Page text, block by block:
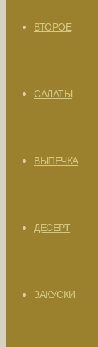
ВТОРОЕ
САЛАТЫ
ВЫПЕЧКА
ДЕСЕРТ
ЗАКУСКИ